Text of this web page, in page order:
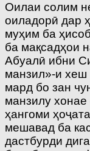
Оилаи солим
оиладорӣ дар
муҳим ба
ба мақсадҳои
Абуалӣ ибни
манзил»-и хеш
мард бо зан
манзилу хонае
ҳангоми
мешавад ба
дастбурди